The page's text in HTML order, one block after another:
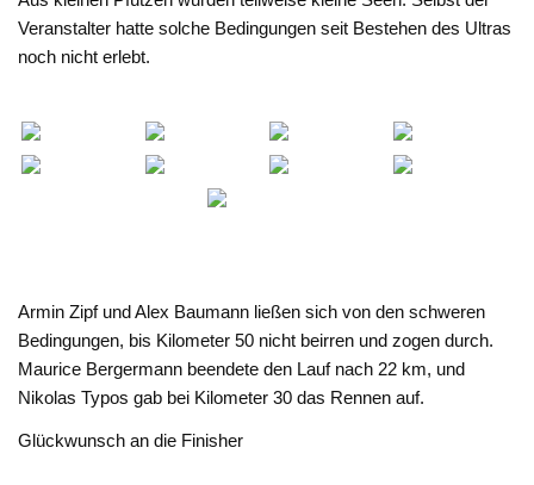
Veranstalter hatte solche Bedingungen seit Bestehen des Ultras
noch nicht erlebt.
Armin Zipf und Alex Baumann ließen sich von den schweren
Bedingungen, bis Kilometer 50 nicht beirren und zogen durch.
Maurice Bergermann beendete den Lauf nach 22 km, und
Nikolas Typos gab bei Kilometer 30 das Rennen auf.
Glückwunsch an die Finisher